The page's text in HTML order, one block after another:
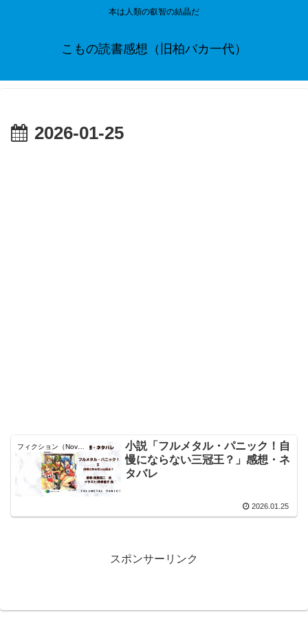
本は人類の叡智の結晶だ
こもの読書感想（旧柏バカ一代）
2026-01-25
フィクション（Novel）
小説「フルメタル・パニック！自
慢にならない三冠王？」感想・ネ
タバレ
2026.01.25
スポンサーリンク